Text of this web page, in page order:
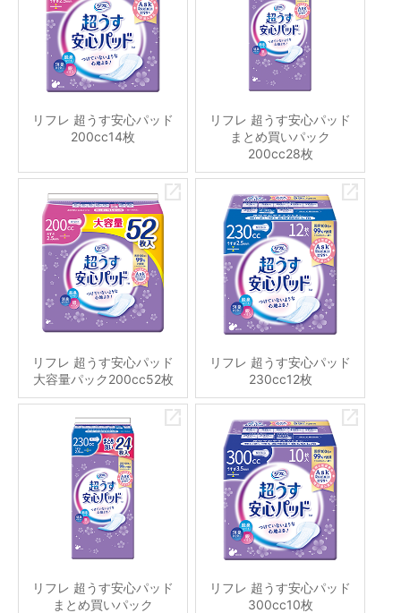
リフレ 超うす安心パッド
200cc14枚
リフレ 超うす安心パッド
まとめ買いパック
200cc28枚
リフレ 超うす安心パッド
大容量パック200cc52枚
リフレ 超うす安心パッド
230cc12枚
リフレ 超うす安心パッド
まとめ買いパック
リフレ 超うす安心パッド
300cc10枚